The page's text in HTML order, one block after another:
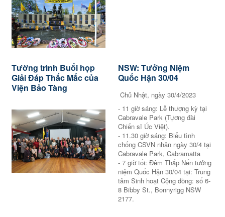
Tường trình Buổi họp
Giải Đáp Thắc Mắc của
Viện Bảo Tàng
NSW: Tưởng Niệm
Quốc Hận 30/04
Chủ Nhật, ngày 30/4/2023
- 11 giờ sáng: Lễ thượng kỳ tại
Cabravale Park (Tựơng đài
Chiến sĩ Úc Việt).
- 11.30 giờ sáng: Biểu tình
chống CSVN nhân ngày 30/4 tại
Cabravale Park, Cabramatta
- 7 giờ tối: Đêm Thắp Nến tưởng
niệm Quốc Hận 30/04 tại: Trung
tâm Sinh hoạt Cộng đồng: số 6-
8 Bibby St., Bonnyrigg NSW
2177.